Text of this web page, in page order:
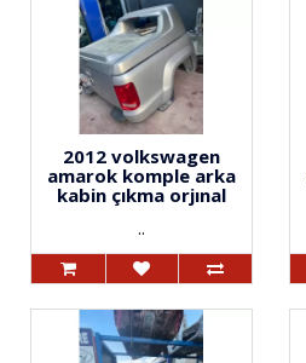
2012 volkswagen
amarok komple arka
kabin çıkma orjınal
..